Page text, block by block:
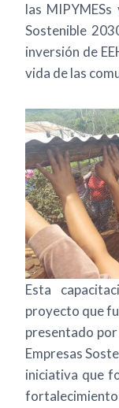
las
Sostenible
inversión de
vida de las
Esta
proyecto que
presentado
Empresas
iniciativa que
fortalecimiento